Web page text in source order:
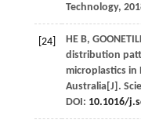
Technology,
[24] HE B,
distribution
microplastics in
Australia[J].
DOI: 10.1016/